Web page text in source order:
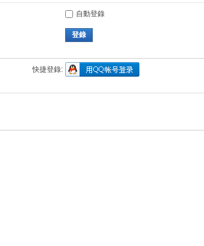
自動登錄
登錄
快捷登錄: